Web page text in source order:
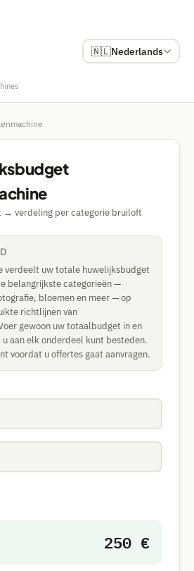
🇳🇱Nederlands
→ verdeling per categorie bruiloft
verdeelt uw totale huwelijksbudget
belangrijkste categorieën —
bloemen en meer — op
richtlijnen van
gewoon uw totaalbudget in en
u aan elk onderdeel kunt besteden.
voordat u offertes gaat aanvragen.
250 €